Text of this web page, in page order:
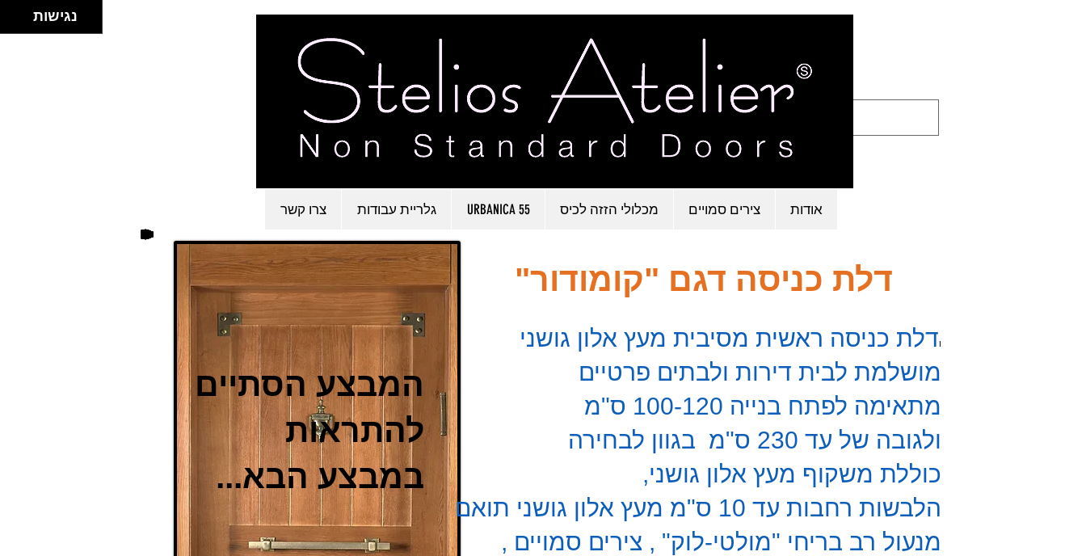
צרו קשר גלריית עבודות URBANICA 55 מכלולי הזזה לכיס צירים סמויים אודות
דלת כניסה דגם "קומודור"
Iדלת כניסה ראשית מסיבית מעץ אלון גושני
מושלמת לבית דירות ולבתים פרטיים
מתאימה לפתח בנייה 100-120 ס"מ
ולגובה של עד 230 ס"מ בגוון לבחירה
כוללת משקוף מעץ אלון גושני,
הלבשות רחבות עד 10 ס"מ מעץ אלון גושני תואם
מנעול רב בריחי "מולטי-לוק" , צירים סמויים ,
המבצע הסתיים
להתראות
במבצע הבא ...
נגישות